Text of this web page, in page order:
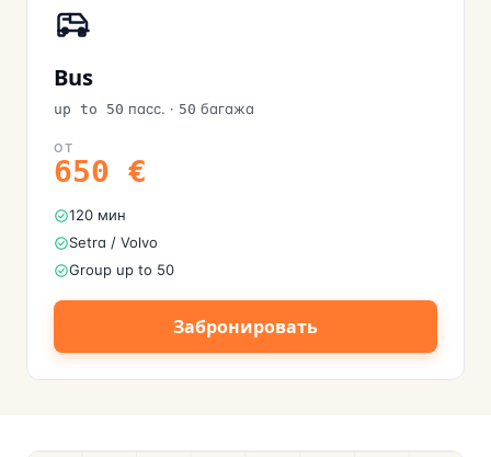
Bus
up to 50 пасс. · 50 багажа
ОТ
650 €
120 мин
Setra / Volvo
Group up to 50
Забронировать